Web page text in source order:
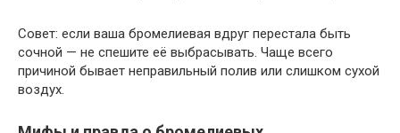
Совет: если ваша бромелиевая вдруг перестала быть
сочной — не спешите её выбрасывать. Чаще всего
причиной бывает неправильный полив или слишком сухой
воздух.